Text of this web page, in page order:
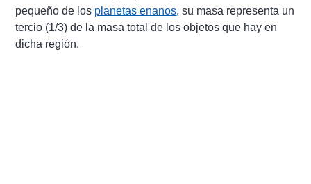
pequeño de los planetas enanos, su masa representa un
tercio (1/3) de la masa total de los objetos que hay en
dicha región.